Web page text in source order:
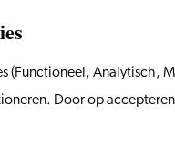
(Functioneel, Analytisch,
Door op